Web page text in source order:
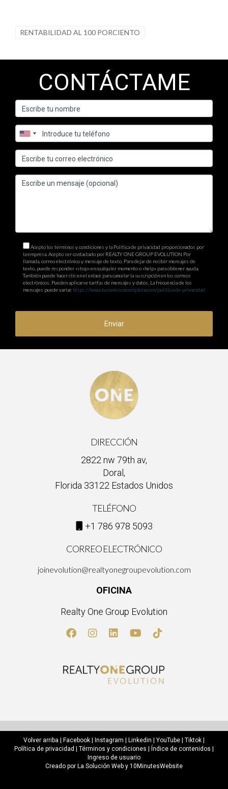
RENTABILIDAD AL 100 PORCIENTO
CONTÁCTAME
Acepto los términos y condiciones y la Política de privacidad proporcionados por
la empresa. Acepto ser contactado por REALTY ONE GROUP EVOLUTION Por
llamada, correo electrónico y mensaje de texto. Para dejar de recibir mensajes de
texto, puede responder «stop» en cualquier momento o «help» para obtener ayuda.
También puede hacer clic en el enlace para cancelar la suscripción en los correos
electrónicos. Pueden aplicarse tarifas de mensajes y datos. La frecuencia de los
mensajes puede variar. https://www.tucomisioncompleta.com/politica-de-privacidad
Enviar
DIRECCIÓN
2822 nw 79th av,
Doral,
Florida 33122 Estados Unidos
TELÉFONO
+1 786 978 5093
CORREO ELECTRÓNICO
joinevolution@realtyonegroupevolution.com
OFICINA
Realty One Group Evolution
Volver arriba Facebook Instagram Linkedin YouTube Tiktok
Política de privacidad
Términos y condiciones Índice de contenidos
Ingreso de usuario
Creado por La Solución Web y 10MinutesWebsite